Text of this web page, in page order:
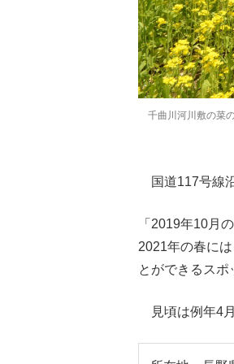
千曲川河川敷の菜
国道117号線
「2019年10月
2021年の春に
とができるスポ
見頃は例年4